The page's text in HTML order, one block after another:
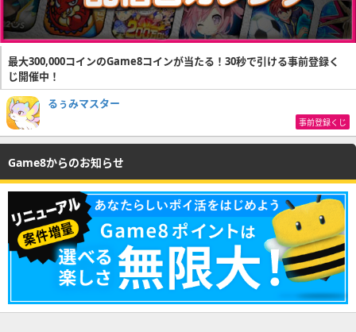
最大300,000コインのGame8コインが当たる！30秒で引ける事前登録く
じ開催中！
るぅみマスター
事前登録くじ
Game8からのお知らせ